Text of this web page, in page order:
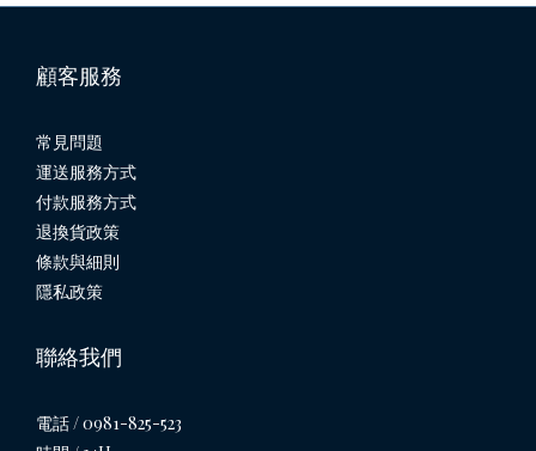
顧客服務
常見問題
運送服務方式
付款服務方式
退換貨政策
條款與細則
隱私政策
聯絡我們
電話 / 0981-825-523